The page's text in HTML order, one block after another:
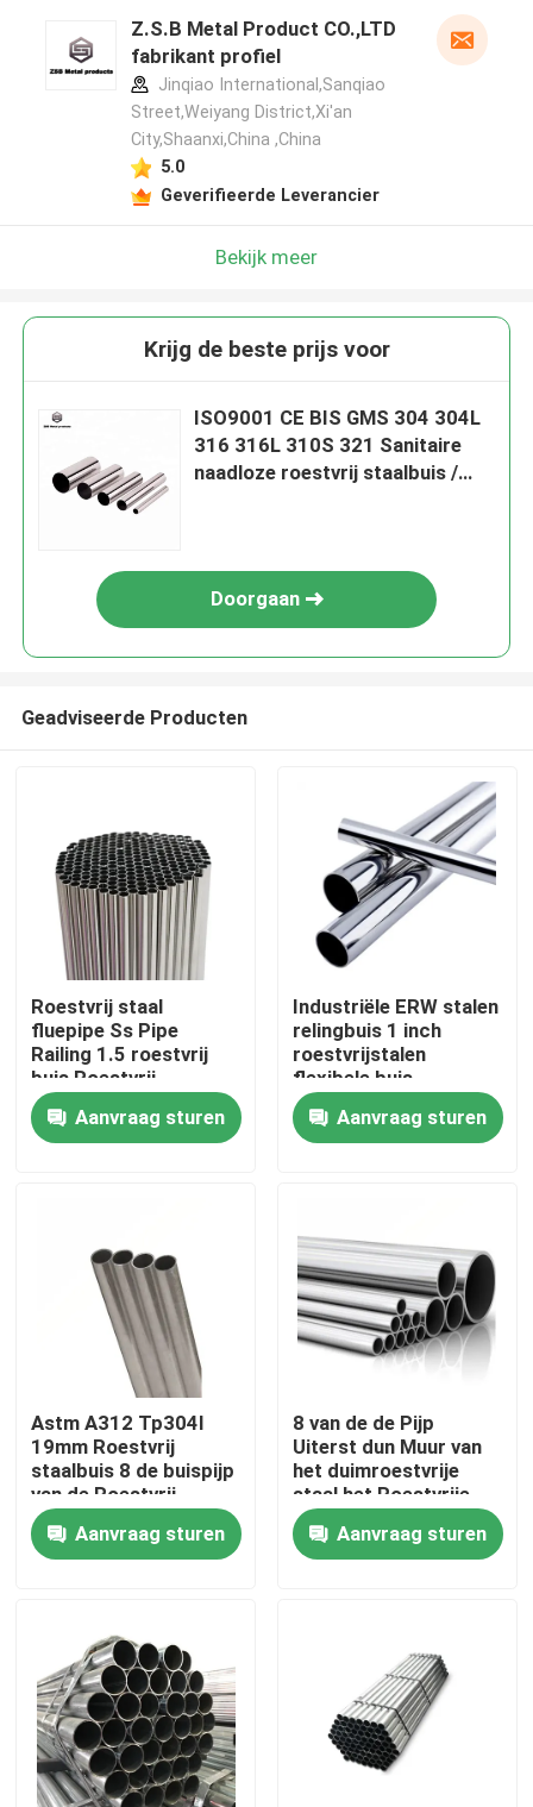
Thuis
video's
Over ons
Fabriekstocht
Kwaliteitscontrole
Nieuws
Vraag een offerte
De Bladen van de roestvrij staalplaat
Z.S.B Metal Product CO.,LTD
fabrikant profiel
Jinqiao International,Sanqiao
Street,Weiyang District,Xi'an
City,Shaanxi,China ,China
5.0
Geverifieerde Leverancier
Bekijk meer
Krijg de beste prijs voor
ISO9001 CE BIS GMS 304 304L
316 316L 310S 321 Sanitaire
naadloze roestvrij staalbuis /
Doorgaan
Geadviseerde Producten
Roestvrij staal
fluepipe Ss Pipe
Railing 1.5 roestvrij
buis Roestvrij
intercooler buis
Aanvraag sturen
Industriële ERW stalen
relingbuis 1 inch
roestvrijstalen
flexibele buis
Aanvraag sturen
Astm A312 Tp304l
19mm Roestvrij
staalbuis 8 de buispijp
van de Roestvrij
staalpijp Tp347h
Aanvraag sturen
8 van de de Pijp
Uiterst dun Muur van
het duimroestvrije
staal het Roestvrije
staalbuizenstelsel
Aanvraag sturen